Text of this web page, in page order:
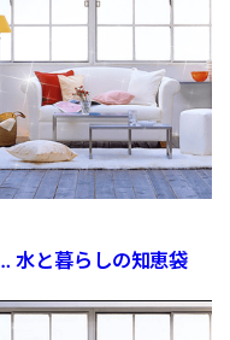
水と暮らしの知恵袋